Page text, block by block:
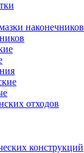
наконечников
отходов
конструкций